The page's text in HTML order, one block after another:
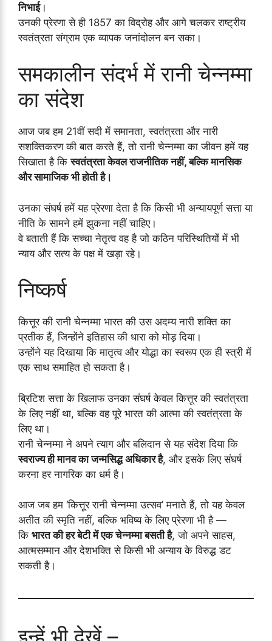
निभाई।
उनकी प्रेरणा से ही 1857 का विद्रोह और आगे चलकर राष्ट्रीय
स्वतंत्रता संग्राम एक व्यापक जनांदोलन बन सका।
समकालीन संदर्भ में रानी चेन्नम्मा
का संदेश
आज जब हम 21वीं सदी में समानता, स्वतंत्रता और नारी
सशक्तिकरण की बात करते हैं, तो रानी चेन्नम्मा का जीवन हमें यह
सिखाता है किस्वतंत्रता केवल राजनीतिक नहीं, बल्कि मानसिक
और सामाजिक भी होती है।
उनका संघर्ष हमें यह प्रेरणा देता है कि किसी भी अन्यायपूर्ण सत्ता या
नीति के सामने हमें झुकना नहीं चाहिए।
वे बताती हैं कि सच्चा नेतृत्व वह है जो कठिन परिस्थितियों में भी
न्याय और सत्य के पक्ष में खड़ा रहे।
निष्कर्ष
कित्तूर की रानी चेन्नम्मा भारत की उस अदम्य नारी शक्ति का
प्रतीक हैं, जिन्होंने इतिहास की धारा को मोड़ दिया।
उन्होंने यह दिखाया कि मातृत्व और योद्धा का स्वरूप एक ही स्त्री में
एक साथ समाहित हो सकता है।
ब्रिटिश सत्ता के खिलाफ उनका संघर्ष केवल कित्तूर की स्वतंत्रता
के लिए नहीं था, बल्कि वह पूरे भारत की आत्मा की स्वतंत्रता के
लिए था।
रानी चेन्नम्मा ने अपने त्याग और बलिदान से यह संदेश दिया कि
स्वराज्य ही मानव का जन्मसिद्ध अधिकार है, और इसके लिए संघर्ष
करना हर नागरिक का धर्म है।
आज जब हम ‘कित्तूर रानी चेन्नम्मा उत्सव’ मनाते हैं, तो यह केवल
अतीत की स्मृति नहीं, बल्कि भविष्य के लिए प्रेरणा भी है —
कि भारत की हर बेटी में एक चेन्नम्मा बसती है, जो अपने साहस,
आत्मसम्मान और देशभक्ति से किसी भी अन्याय के विरुद्ध डट
सकती है।